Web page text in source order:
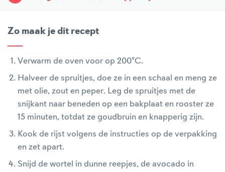
Zo maak je dit recept
Verwarm de oven voor op 200°C.
Halveer de spruitjes, doe ze in een schaal en meng ze
met olie, zout en peper. Leg de spruitjes met de
snijkant naar beneden op een bakplaat en rooster ze
15 minuten, totdat ze goudbruin en knapperig zijn.
Kook de rijst volgens de instructies op de verpakking
en zet apart.
Snijd de wortel in dunne reepjes, de avocado in